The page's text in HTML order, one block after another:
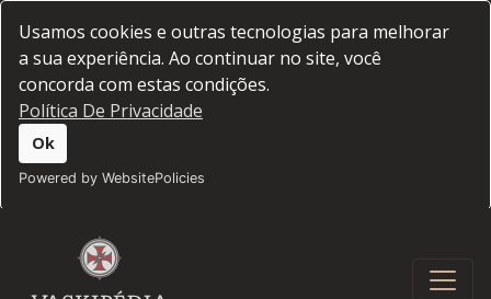
Usamos cookies e outras tecnologias para melhorar
a sua experiência. Ao continuar no site, você
concorda com estas condições.
Política De Privacidade
Ok
Powered by WebsitePolicies